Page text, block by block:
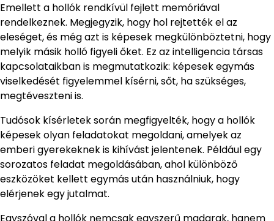
Emellett a hollók rendkívül fejlett memóriával
rendelkeznek. Megjegyzik, hogy hol rejtették el az
eleséget, és még azt is képesek megkülönböztetni, hogy
melyik másik holló figyeli őket. Ez az intelligencia társas
kapcsolataikban is megmutatkozik: képesek egymás
viselkedését figyelemmel kísérni, sőt, ha szükséges,
megtéveszteni is.
Tudósok kísérletek során megfigyelték, hogy a hollók
képesek olyan feladatokat megoldani, amelyek az
emberi gyerekeknek is kihívást jelentenek. Például egy
sorozatos feladat megoldásában, ahol különböző
eszközöket kellett egymás után használniuk, hogy
elérjenek egy jutalmat.